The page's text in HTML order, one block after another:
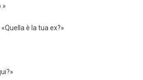
è la tua ex?»